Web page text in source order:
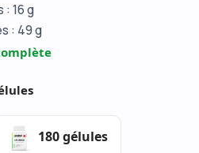
: 16 g
: 49 g
180 gélules